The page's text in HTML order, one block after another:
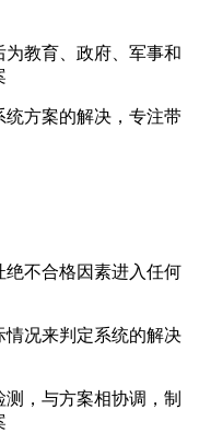
为教育、政府、军事和
统方案的解决，专注带
绝不合格因素进入任何
况来判定系统的解决
测，与方案相协调，制